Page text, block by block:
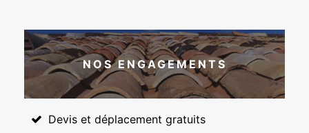
NOS ENGAGEMENTS
Devis et déplacement gratuits